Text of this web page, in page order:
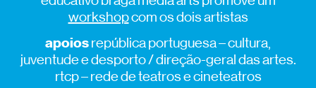
workshopcom os dois artistas
apoiosrepública portuguesa – cultura,
juventude e desporto / direção-geral das artes.
rtcp – rede de teatros e cineteatros